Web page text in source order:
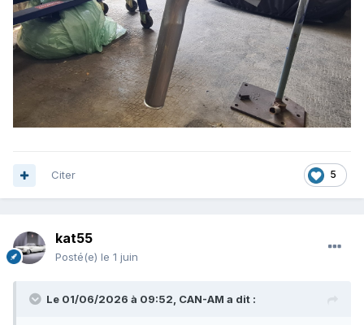
5
Citer
kat55
Posté(e) le 1 juin
Le 01/06/2026 à 09:52, CAN-AM a dit :